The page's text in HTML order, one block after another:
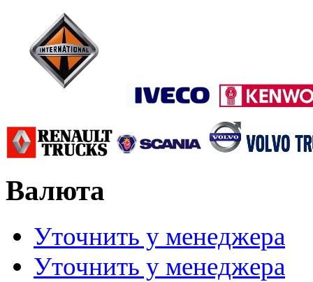
Валюта
Уточнить у менеджера
Уточнить у менеджера